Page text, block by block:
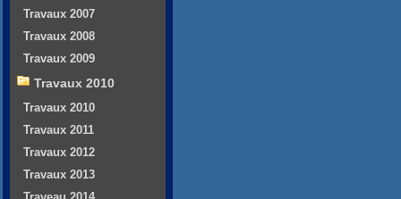
Travaux 2007
Travaux 2008
Travaux 2009
Travaux 2010
Travaux 2010
Travaux 2011
Travaux 2012
Travaux 2013